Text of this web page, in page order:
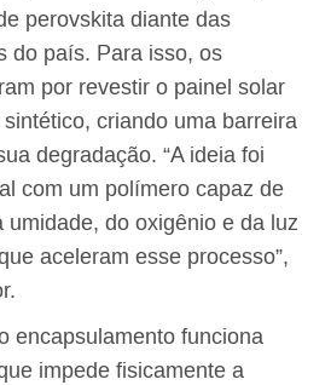
perovskita diante das
do país. Para isso, os
por revestir o painel solar
criando uma barreira
degradação. “A ideia foi
com um polímero capaz de
umidade, do oxigênio e da luz
aceleram esse processo”,
encapsulamento funciona
impede fisicamente a